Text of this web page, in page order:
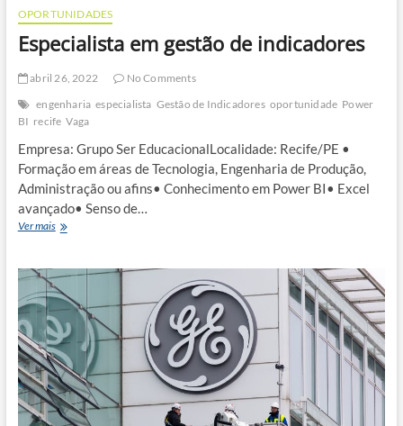
OPORTUNIDADES
Especialista em gestão de indicadores
abril 26, 2022
No Comments
engenharia especialista Gestão de Indicadores oportunidade Power
BI recife Vaga
Empresa: Grupo Ser EducacionalLocalidade: Recife/PE •
Formação em áreas de Tecnologia, Engenharia de Produção,
Administração ou afins• Conhecimento em Power BI• Excel
avançado• Senso de…
Ver maisEspecialista
de
indicadores